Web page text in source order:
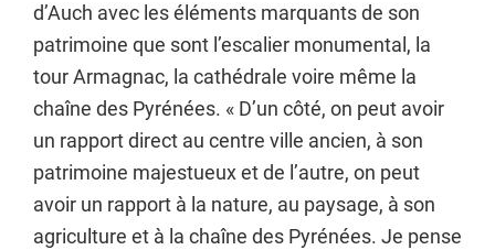
d’Auch avec les éléments marquants de son
patrimoine que sont l’escalier monumental, la
tour Armagnac, la cathédrale voire même la
chaîne des Pyrénées. « D’un côté, on peut avoir
un rapport direct au centre ville ancien, à son
patrimoine majestueux et de l’autre, on peut
avoir un rapport à la nature, au paysage, à son
agriculture et à la chaîne des Pyrénées. Je pense